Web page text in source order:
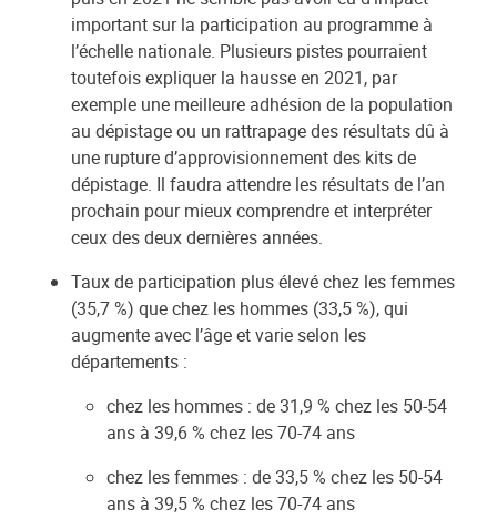
important sur la participation au programme à
l’échelle nationale. Plusieurs pistes pourraient
toutefois expliquer la hausse en 2021, par
exemple une meilleure adhésion de la population
au dépistage ou un rattrapage des résultats dû à
une rupture d’approvisionnement des kits de
dépistage. Il faudra attendre les résultats de l’an
prochain pour mieux comprendre et interpréter
ceux des deux dernières années.
Taux de participation plus élevé chez les femmes
(35,7 %) que chez les hommes (33,5 %), qui
augmente avec l’âge et varie selon les
départements :
chez les hommes : de 31,9 % chez les 50-54
ans à 39,6 % chez les 70-74 ans
chez les femmes : de 33,5 % chez les 50-54
ans à 39,5 % chez les 70-74 ans